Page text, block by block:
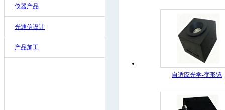
仪器产品
光通信设计
产品加工
自适应光学-变形镜